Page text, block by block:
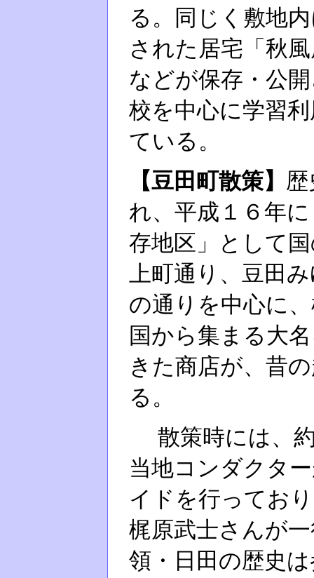
る。同じく敷地
された居宅「秋
などが保存・公
校を中心に学習
ている。
【豆田町散策】
れ、平成１６年
存地区」として
上町通り、豆田
の通りを中心に
国から集まる大
きた商店が、昔
る。
散策時には、
当地コンダクタ
イドを行ってお
梶原武士さんが
領・日田の歴史